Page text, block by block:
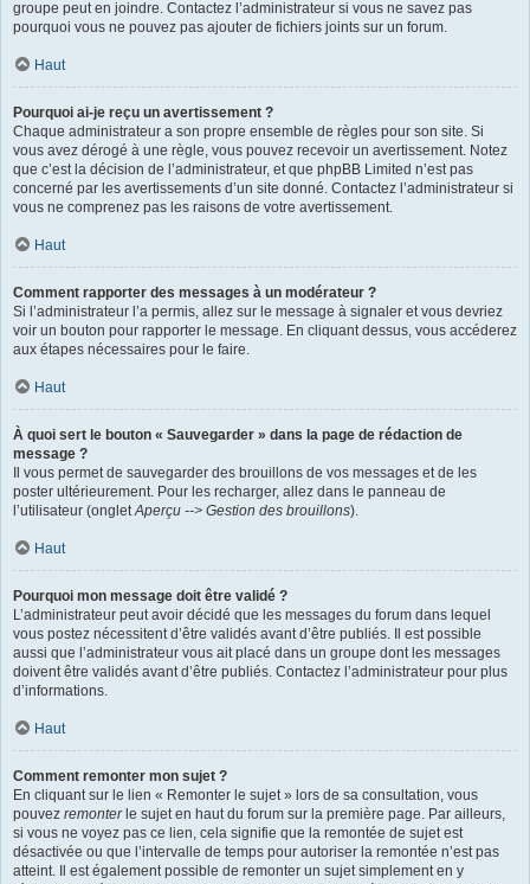
groupe peut en joindre. Contactez l’administrateur si vous ne savez pas
pourquoi vous ne pouvez pas ajouter de fichiers joints sur un forum.
Haut
Pourquoi ai-je reçu un avertissement ?
Chaque administrateur a son propre ensemble de règles pour son site. Si
vous avez dérogé à une règle, vous pouvez recevoir un avertissement. Notez
que c’est la décision de l’administrateur, et que phpBB Limited n’est pas
concerné par les avertissements d’un site donné. Contactez l’administrateur si
vous ne comprenez pas les raisons de votre avertissement.
Haut
Comment rapporter des messages à un modérateur ?
Si l’administrateur l’a permis, allez sur le message à signaler et vous devriez
voir un bouton pour rapporter le message. En cliquant dessus, vous accéderez
aux étapes nécessaires pour le faire.
Haut
À quoi sert le bouton « Sauvegarder » dans la page de rédaction de
message ?
Il vous permet de sauvegarder des brouillons de vos messages et de les
poster ultérieurement. Pour les recharger, allez dans le panneau de
l’utilisateur (ongletAperçu --> Gestion des brouillons).
Haut
Pourquoi mon message doit être validé ?
L’administrateur peut avoir décidé que les messages du forum dans lequel
vous postez nécessitent d’être validés avant d’être publiés. Il est possible
aussi que l’administrateur vous ait placé dans un groupe dont les messages
doivent être validés avant d’être publiés. Contactez l’administrateur pour plus
d’informations.
Haut
Comment remonter mon sujet ?
En cliquant sur le lien « Remonter le sujet » lors de sa consultation, vous
pouvez remonterle sujet en haut du forum sur la première page. Par ailleurs,
si vous ne voyez pas ce lien, cela signifie que la remontée de sujet est
désactivée ou que l’intervalle de temps pour autoriser la remontée n’est pas
atteint. Il est également possible de remonter un sujet simplement en y